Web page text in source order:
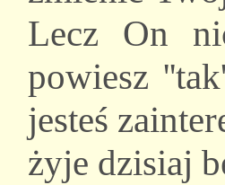
Lecz On
powiesz
jesteś
żyje dzisiaj